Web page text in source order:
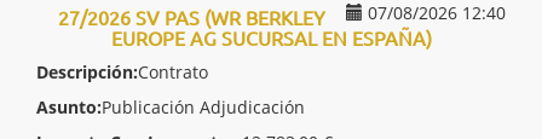
07/08/2026 12:40
27/2026 SV PAS (WR BERKLEY
EUROPE AG SUCURSAL EN ESPAÑA)
Descripción:Contrato
Asunto:Publicación Adjudicación